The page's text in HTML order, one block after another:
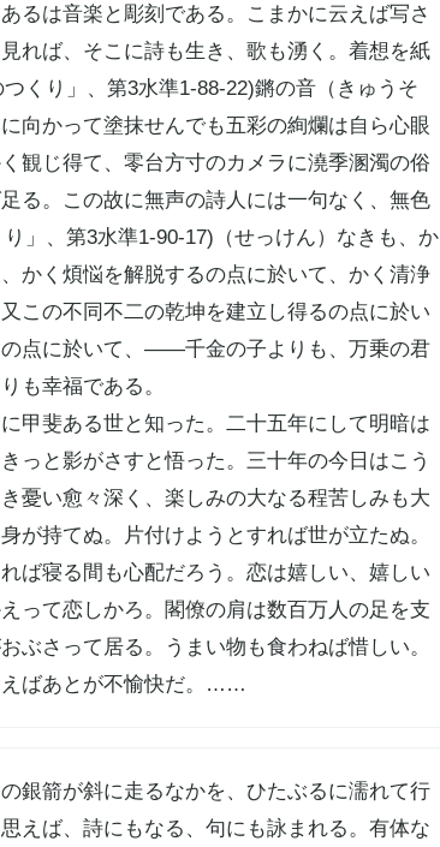
るは音楽と彫刻である。こまかに云えば写さ
れば、そこに詩も生き、歌も湧く。着想を紙
くり」、第3水準1-88-22)鏘の音（きゅうそ
向かって塗抹せんでも五彩の絢爛は自ら心眼
観じ得て、零台方寸のカメラに澆季溷濁の俗
る。この故に無声の詩人には一句なく、無色
」、第3水準1-90-17)（せっけん）なきも、か
かく煩悩を解脱するの点に於いて、かく清浄
この不同不二の乾坤を建立し得るの点に於い
点に於いて、――千金の子よりも、万乗の君
も幸福である。
甲斐ある世と知った。二十五年にして明暗は
っと影がさすと悟った。三十年の今日はこう
い愈々深く、楽しみの大なる程苦しみも大
が持てぬ。片付けようとすれば世が立たぬ。
ば寝る間も心配だろう。恋は嬉しい、嬉しい
って恋しかろ。閣僚の肩は数百万人の足を支
ぶさって居る。うまい物も食わねば惜しい。
えばあとが不愉快だ。……
銀箭が斜に走るなかを、ひたぶるに濡れて行
えば、詩にもなる、句にも詠まれる。有体な